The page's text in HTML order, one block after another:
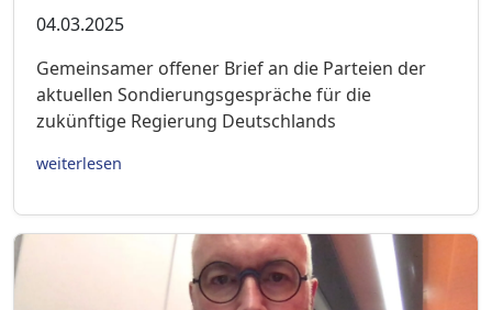
04.03.2025
Gemeinsamer offener Brief an die Parteien der
aktuellen Sondierungsgespräche für die
zukünftige Regierung Deutschlands
weiterlesen